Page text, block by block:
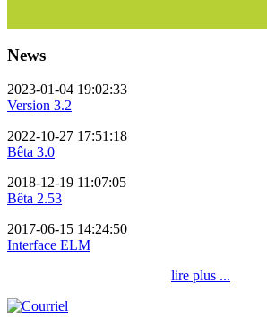
News
2023-01-04 19:02:33
Version 3.2
2022-10-27 17:51:18
Bêta 3.0
2018-12-19 11:07:05
Bêta 2.53
2017-06-15 14:24:50
Interface ELM
lire plus ...